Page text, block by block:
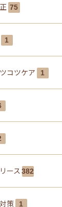
75
1
コツケア 1
ース382
策 1